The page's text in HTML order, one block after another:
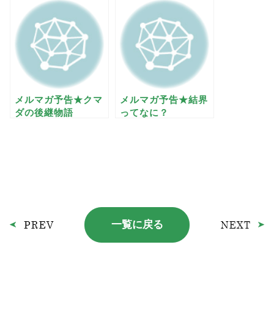
メルマガ予告★クマ
ダの後継物語
メルマガ予告★結界
ってなに？
一覧に戻る